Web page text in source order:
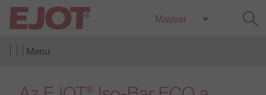
Menu
®